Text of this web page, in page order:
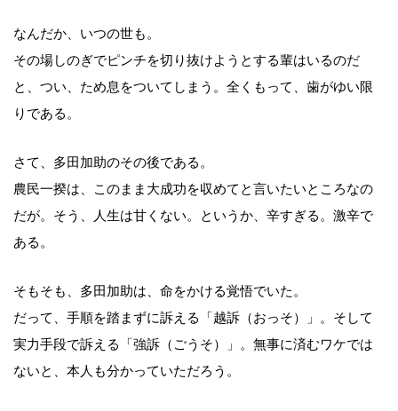
なんだか、いつの世も。
その場しのぎでピンチを切り抜けようとする輩はいるのだ
と、つい、ため息をついてしまう。全くもって、歯がゆい限
りである。
さて、多田加助のその後である。
農民一揆は、このまま大成功を収めてと言いたいところなの
だが。そう、人生は甘くない。というか、辛すぎる。激辛で
ある。
そもそも、多田加助は、命をかける覚悟でいた。
だって、手順を踏まずに訴える「越訴（おっそ）」。そして
実力手段で訴える「強訴（ごうそ）」。無事に済むワケでは
ないと、本人も分かっていただろう。